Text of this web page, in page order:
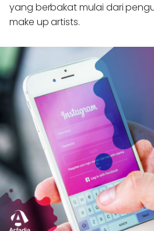
yang berbakat mulai dari
make up artists.